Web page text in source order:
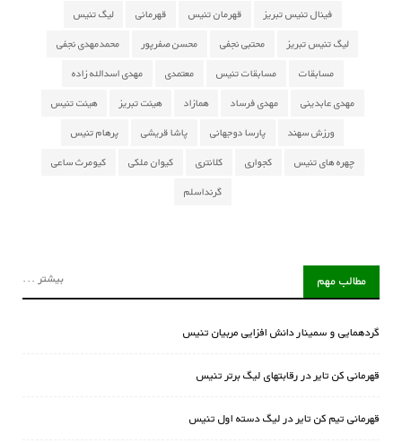
فینال تنیس تبریز قهرمان تنیس قهرمانی لیگ تنیس
لیگ تنیس تبریز محتبی نجفی محسن صفرپور محمدمهدی نجفی
مسابقات مسابقات تنیس معتمدی مهدی اسدالله زاده
مهدی عابدینی مهدی فرساد همازاد هیئت تبریز هیئت تنیس
ورزش سهند پارسا دوجهانی پاشا قریشی پرهام تنیس
چهره های تنیس کجواری کلانتری کیوان ملکی کیومرث ساعی
گرنداسلم
مطالب مهم بیشتر ...
گردهمایی و سمینار دانش افزایی مربیان تنیس
قهرمانی کن تایر در رقابتهای لیگ برتر تنیس
قهرمانی تیم کن تایر در لیگ دسته اول تنیس